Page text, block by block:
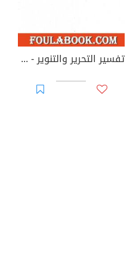
تفسير التحرير والتنوير - الجزء الرابع